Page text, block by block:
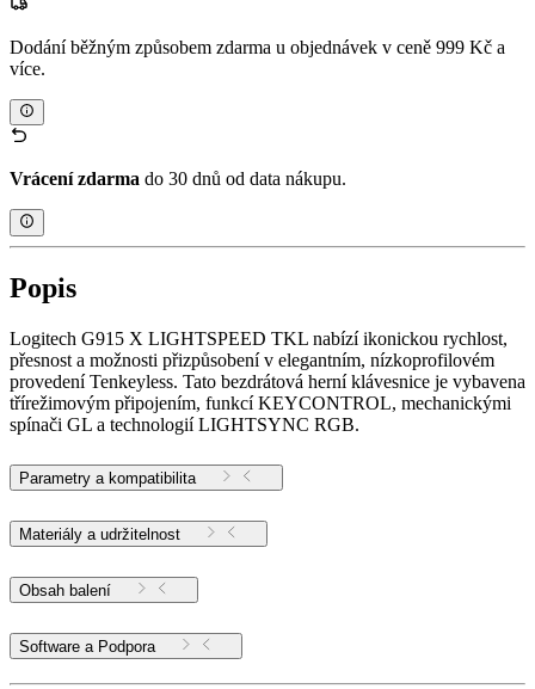
Dodání běžným způsobem zdarma u objednávek v ceně 999 Kč a
více.
Vrácení zdarma do 30 dnů od data nákupu.
Popis
Logitech G915 X LIGHTSPEED TKL nabízí ikonickou rychlost,
přesnost a možnosti přizpůsobení v elegantním, nízkoprofilovém
provedení Tenkeyless. Tato bezdrátová herní klávesnice je vybavena
třírežimovým připojením, funkcí KEYCONTROL, mechanickými
spínači GL a technologií LIGHTSYNC RGB.
Parametry a kompatibilita
Materiály a udržitelnost
Obsah balení
Software a Podpora